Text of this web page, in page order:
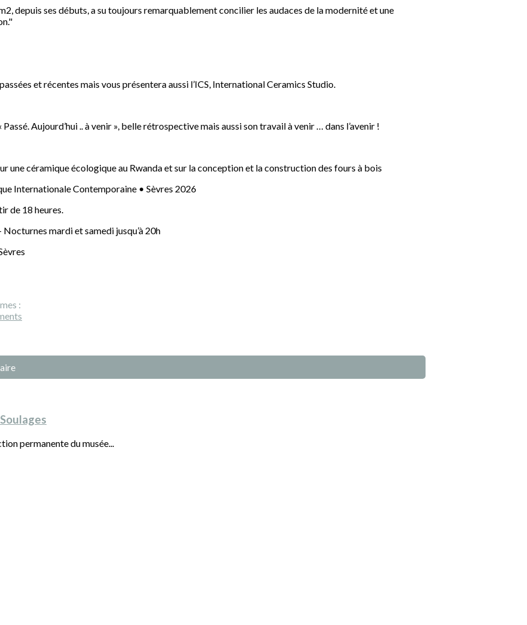
depuis ses débuts, a su toujours remarquablement concilier les audaces de la modernité et une
et récentes mais vous présentera aussi l’ICS, International Ceramics Studio.
Aujourd’hui .. à venir », belle rétrospective mais aussi son travail à venir … dans l’avenir !
une céramique écologique au Rwanda et sur la conception et la construction des fours à bois
Internationale Contemporaine • Sèvres 2026
de 18 heures.
mardi et samedi jusqu’à 20h
:
permanente du musée...